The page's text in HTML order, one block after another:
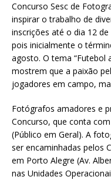
Concurso Sesc de
inspirar o trabalho de
inscrições até o dia 12
pois inicialmente o
agosto. O tema “Futebol
mostrem que a paixão
jogadores em campo,
Fotógrafos amadores e
Concurso, que conta
(Público em Geral). A
ser encaminhadas pelos
em Porto Alegre (Av.
nas Unidades